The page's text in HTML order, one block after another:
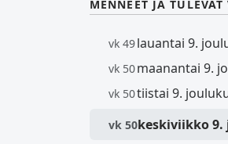
MENNEET JA TULEVAT
vk 49lauantai 9.
vk 50maanantai 9.
vk 50tiistai 9.
vk 50keskiviikko